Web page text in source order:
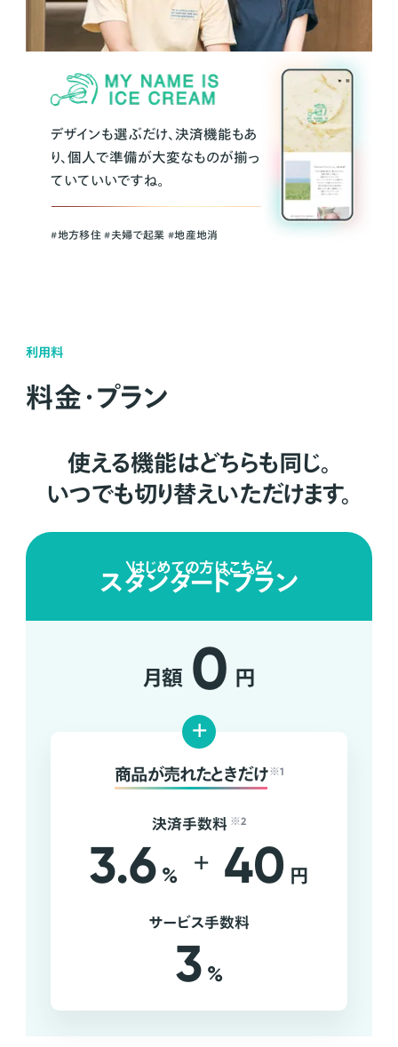
デザインも選ぶだけ、決済機能もあ
り、個人で準備が大変なものが揃っ
ていていいですね。
#地方移住 #夫婦で起業 #地産地消
利用料
料金・プラン
使える機能はどちらも同じ。
いつでも切り替えいただけます。
はじめての方はこちら
スタンダードプラン
月額 0 円
+
商品が売れたときだけ ※1
決済手数料 ※2
3.6 % + 40 円
サービス手数料
3 %